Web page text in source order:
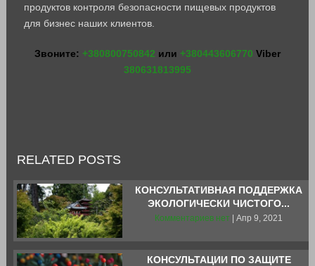
продуктов контроля безопасности пищевых продуктов
для бизнес наших клиентов.
Звоните: +380800750842 или +380443606770 Viber
380631813995
RELATED POSTS
КОНСУЛЬТАТИВНАЯ ПОДДЕРЖКА
ЭКОЛОГИЧЕСКИ ЧИСТОГО...
Комментариев нет | Апр 9, 2021
КОНСУЛЬТАЦИИ ПО ЗАЩИТЕ